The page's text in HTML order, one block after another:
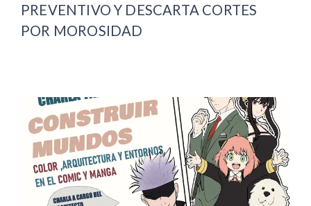
PREVENTIVO Y DESCARTA CORTES
POR MOROSIDAD